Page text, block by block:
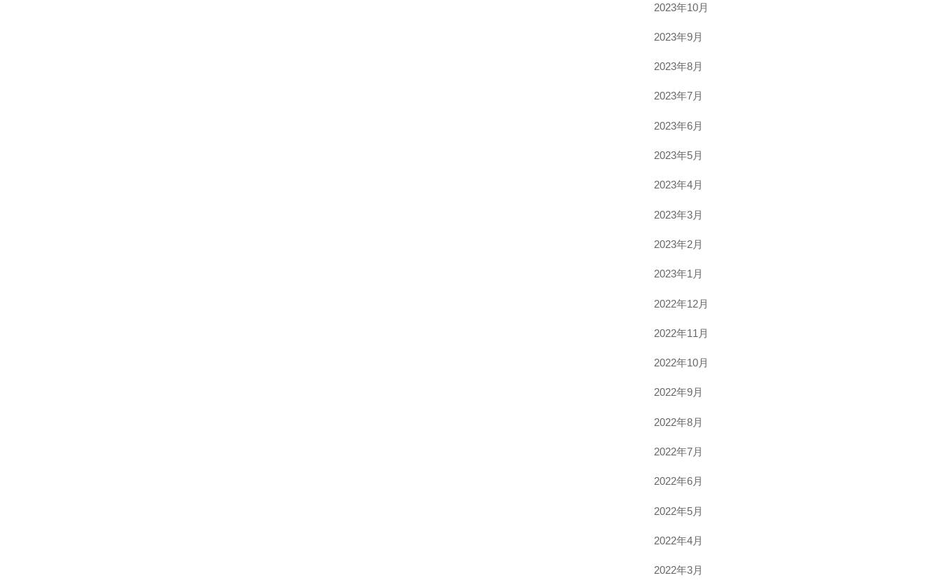
2023年10月
2023年9月
2023年8月
2023年7月
2023年6月
2023年5月
2023年4月
2023年3月
2023年2月
2023年1月
2022年12月
2022年11月
2022年10月
2022年9月
2022年8月
2022年7月
2022年6月
2022年5月
2022年4月
2022年3月